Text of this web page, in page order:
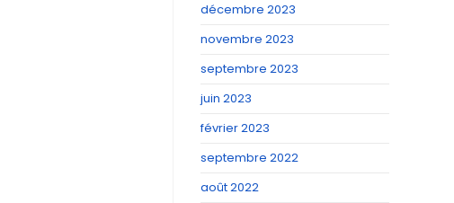
décembre 2023
novembre 2023
septembre 2023
juin 2023
février 2023
septembre 2022
août 2022